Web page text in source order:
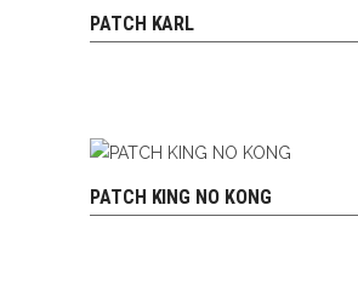
PATCH KARL
AJOUTER AU PANIER
PATCH KING NO KONG